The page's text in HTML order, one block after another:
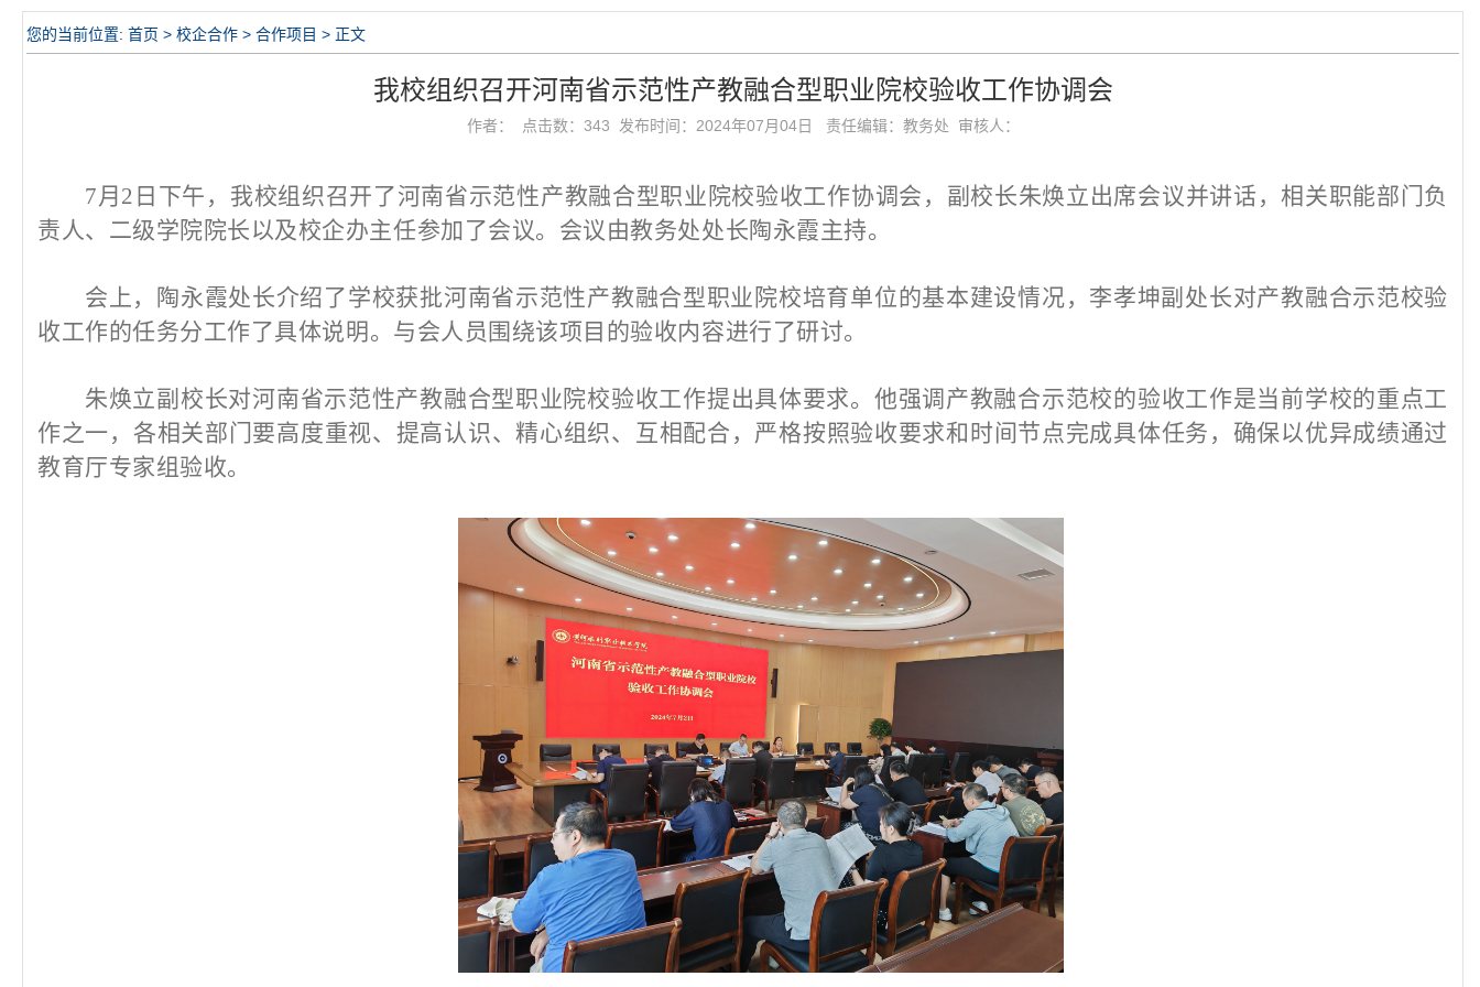
您的当前位置: 首页 > 校企合作 > 合作项目 > 正文
我校组织召开河南省示范性产教融合型职业院校验收工作协调会
作者： 点击数： 343 发布时间：2024年07月04日 责任编辑：教务处 审核人：
7月2日下午，我校组织召开了河南省示范性产教融合型职业院校验收工作协调会，副校长朱焕立 出席会议并讲话，相关职能部门负
责人、 二级学院院长以及校企办主任参加 了会议。 会议 由教务处处长陶永霞主持。
会上，陶永霞处长介绍了学校获批河南省示范性产教融合型职业院校培育单位的基本建设情况，李孝坤副处长对产教融合示范校验
收工作的任务分工作了具体说明 。与会人员围绕该项目的验收内容进行了研讨。
朱焕立副校长对河南省示范性产教融合型职业院校验收工作提出具体要求。他强调 产教融合示范校的验收工作是当前学校的重点工
作之一， 各相关部门要高度重视、提高认识、精心组织、互相配合，严格按照验收要求和时间节点完成具体任务，确保以优异成绩通过
教育厅专家组验收。